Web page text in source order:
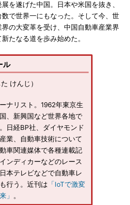
を遂げた中国。日本や米国を抜き、
で世界一にもなった。そして今、世
の大変革を受け、中国自動車産業界
たなる道を歩み始めた。
ル
た けんじ）
ナリスト。1962年東京生
、新興国など世界各地で
日経BP社、ダイヤモンド
業、自動車技術について
車関連媒体で各種連載記
ンディカーなどのレース
本テレビなどで自動車レ
行う。近刊は 「IoTで激変
」
。